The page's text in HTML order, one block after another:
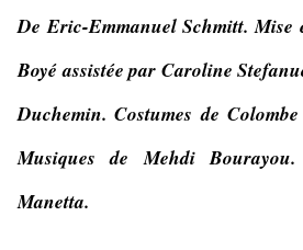
De Eric-Emmanuel Schmitt. Mise
Boyé assistée par Caroline
Duchemin. Costumes de
Musiques de Mehdi
Manetta.